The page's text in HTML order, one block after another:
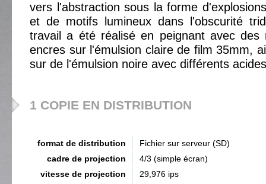
vers l'abstraction sous la forme
et de motifs lumineux dans l'obscurité
travail a été réalisé en peignant avec des
encres sur l'émulsion claire de film 35mm,
sur de l'émulsion noire avec différents
1 COPIE EN DISTRIBUTION
format de distribution
Fichier sur serveur (SD)
cadre de projection
4/3 (simple écran)
vitesse de projection
29,976 ips